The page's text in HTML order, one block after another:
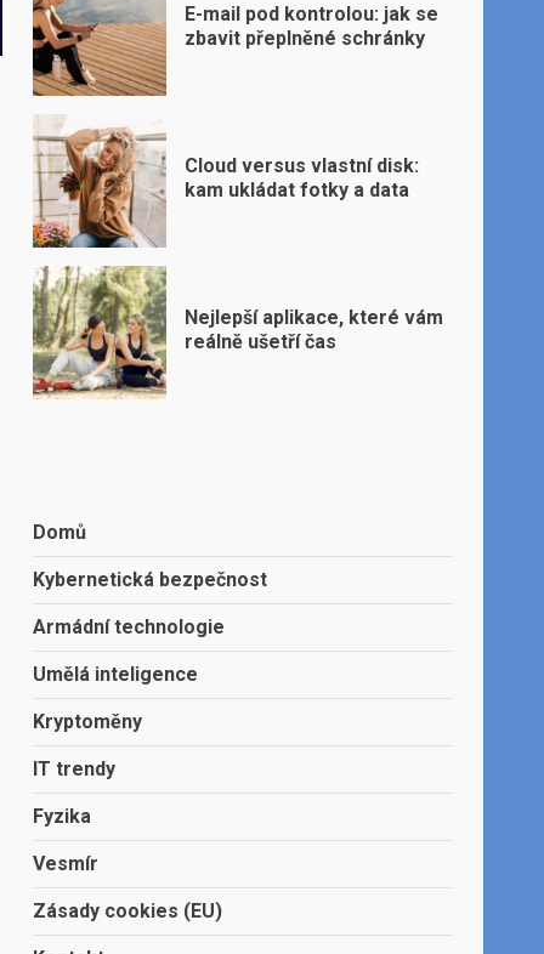
E-mail pod kontrolou: jak se
zbavit přeplněné schránky
Cloud versus vlastní disk:
kam ukládat fotky a data
Nejlepší aplikace, které vám
reálně ušetří čas
Domů
Kybernetická bezpečnost
Armádní technologie
Umělá inteligence
Kryptoměny
IT trendy
Fyzika
Vesmír
Zásady cookies (EU)